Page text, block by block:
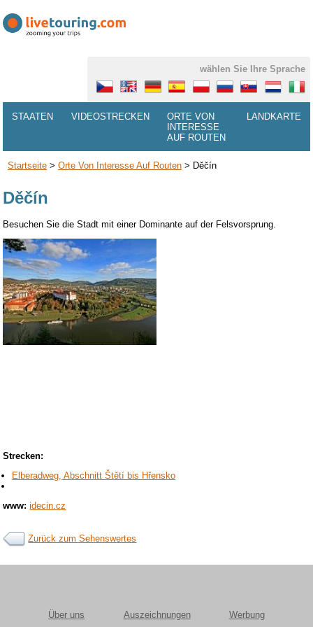
wählen Sie Ihre Sprache
STAATEN VIDEOSTRECKEN
ORTE VON
INTERESSE
AUF ROUTEN
LANDKARTE
Startseite> Orte Von Interesse Auf Routen> Děčín
Děčín
Besuchen Sie die Stadt mit einer Dominante auf der Felsvorsprung.
Strecken:
Elberadweg, Abschnitt Štětí bis Hřensko
www: idecin.cz
Zurück zum Sehenswertes
Über uns Auszeichnungen Werbung